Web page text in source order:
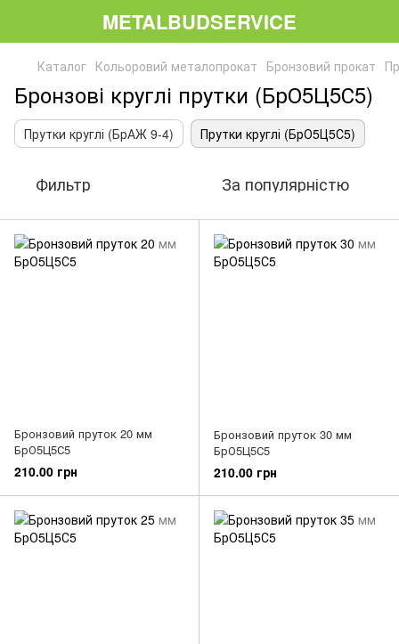
METALBUDSERVICE
Каталог Кольоровий металопрокат Бронзовий прокат
Бронзові круглі прутки (БрО5Ц5С5)
Прутки круглі (БрАЖ 9-4) Прутки круглі (БрО5Ц5С5)
Фильтр За популярністю
Бронзовий пруток 20 мм
БрО5Ц5С5
210.00 грн
Бронзовий пруток 30 мм
БрО5Ц5С5
210.00 грн